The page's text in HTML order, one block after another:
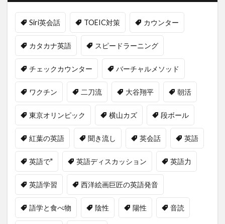
Siri英会話 TOEIC対策 カウンター
カタカナ英語 スピードラーニング
チェックカウンター バーチャルメソッド
ワクチン 二刀流 大谷翔平 朝活
東京オリンピック 横山カズ 段ボール
紅葉の英語 聞き流し 英会話 英語
英語で" 英語ディスカッション 英語力
英語学習 西洋絵画巨匠の英語発音
語学と食べ物 陰性 陽性 音読